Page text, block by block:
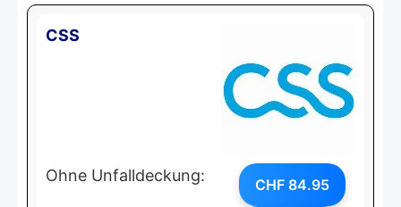
CSS
Ohne Unfalldeckung: CHF 84.95